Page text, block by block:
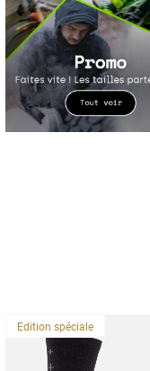
Edition spéciale